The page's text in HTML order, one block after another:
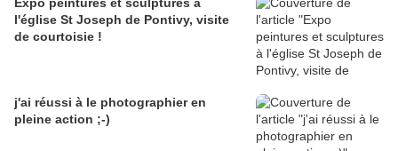
l'église St Joseph de Pontivy, visite
de courtoisie !
j'ai réussi à le photographier en
pleine action ;-)